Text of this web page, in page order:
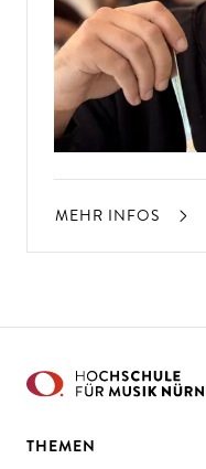
MEHR INFOS
THEMEN